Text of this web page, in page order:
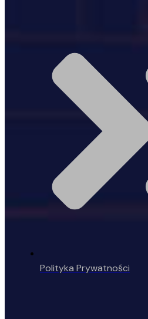
Polityka Prywatności